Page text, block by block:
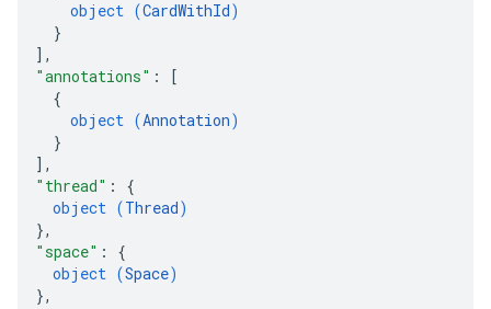
object (CardWithId)
}
] ,
"annotations" :
[
{
object (Annotation)
}
] ,
"thread" : {
object (Thread)
},
"space" : {
object (Space)
},